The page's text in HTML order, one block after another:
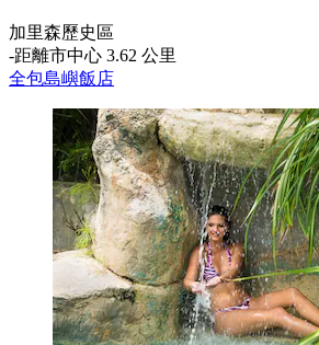
加里森歷史區
‐距離市中心 3.62 公里
全包島嶼飯店